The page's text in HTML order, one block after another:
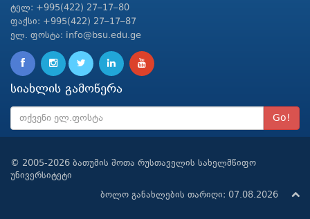
ტელ: +995(422) 27–17–80
ფაქსი: +995(422) 27–17–87
ელ. ფოსტა: info@bsu.edu.ge
სიახლის გამოწერა
Go!
© 2005-2026 ბათუმის შოთა რუსთაველის სახელმწიფო
უნივერსიტეტი
ბოლო განახლების თარიღი: 07.08.2026